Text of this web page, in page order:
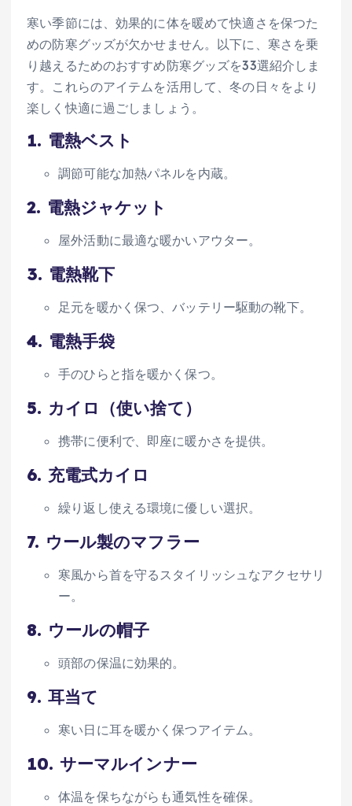
寒い季節には、効果的に体を暖めて快適さを保つた
めの防寒グッズが欠かせません。以下に、寒さを乗
り越えるためのおすすめ防寒グッズを33選紹介しま
す。これらのアイテムを活用して、冬の日々をより
楽しく快適に過ごしましょう。
1. 電熱ベスト
調節可能な加熱パネルを内蔵。
2. 電熱ジャケット
屋外活動に最適な暖かいアウター。
3. 電熱靴下
足元を暖かく保つ、バッテリー駆動の靴下。
4. 電熱手袋
手のひらと指を暖かく保つ。
5. カイロ（使い捨て）
携帯に便利で、即座に暖かさを提供。
6. 充電式カイロ
繰り返し使える環境に優しい選択。
7. ウール製のマフラー
寒風から首を守るスタイリッシュなアクセサリ
ー。
8. ウールの帽子
頭部の保温に効果的。
9. 耳当て
寒い日に耳を暖かく保つアイテム。
10. サーマルインナー
体温を保ちながらも通気性を確保。